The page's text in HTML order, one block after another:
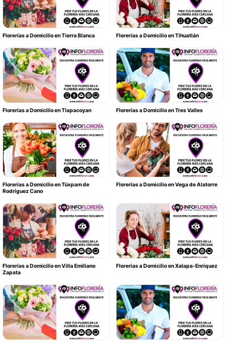
Florerías a Domicilio en Tierra Blanca Florerías a Domicilio en Tihuatlán
Florerías a Domicilio en Tlapacoyan Florerías a Domicilio en Tres Valles
Florerías a Domicilio en Túxpam de
Rodríguez Cano
Florerías a Domicilio en Vega de Alatorre
Florerías a Domicilio en Villa Emiliano
Zapata
Florerías a Domicilio en Xalapa-Enríquez